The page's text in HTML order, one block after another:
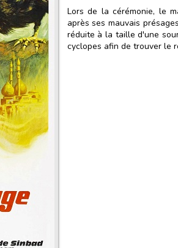
Lors de la cérémonie, le
après ses mauvais
réduite à la taille d'une
cyclopes afin de trouver le